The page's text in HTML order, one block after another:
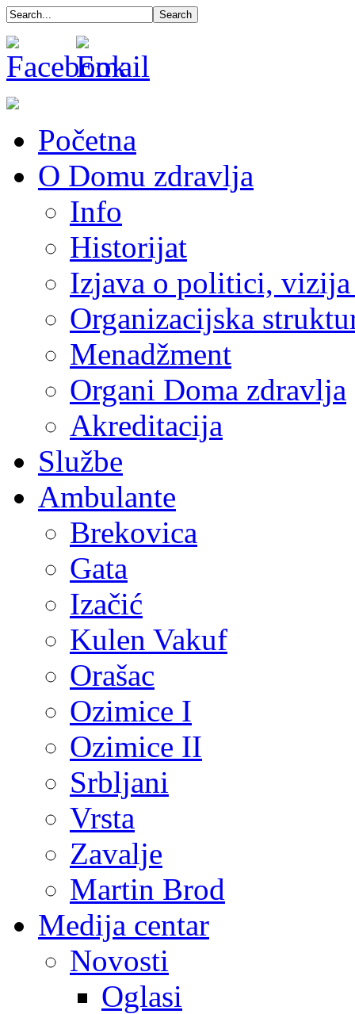
Početna
O Domu zdravlja
Info
Historijat
Izjava o politici,
Organizacijska
Menadžment
Organi Doma zdravlja
Akreditacija
Službe
Ambulante
Brekovica
Gata
Izačić
Kulen Vakuf
Orašac
Ozimice I
Ozimice II
Srbljani
Vrsta
Zavalje
Martin Brod
Medija centar
Novosti
Oglasi